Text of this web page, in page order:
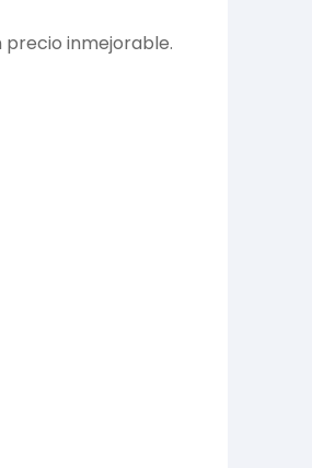
inmejorable.